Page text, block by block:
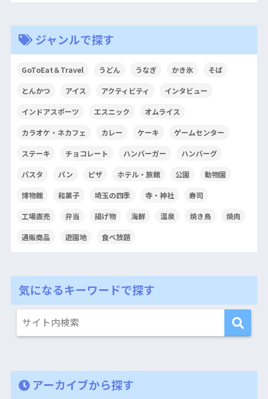
ジャンルで探す
GoToEat＆Travel うどん うなぎ かき氷 そば
とんかつ アイス アクティビティ インタビュー
インドアスポーツ エスニック オムライス
カラオケ・ネカフェ カレー ケーキ ゲームセンター
ステーキ チョコレート ハンバーガー ハンバーグ
パスタ パン ピザ ホテル・旅館 公園 動物園
博物館 和菓子 埼玉の四季 寺・神社 寿司
工場直売 弁当 揚げ物 海鮮 温泉 焼き鳥 焼肉
通販商品 遊園地 食べ放題
気になるキーワードで探す
アーカイブから探す